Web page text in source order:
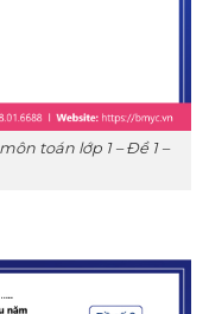
toán lớp 1 – Đề 1 –